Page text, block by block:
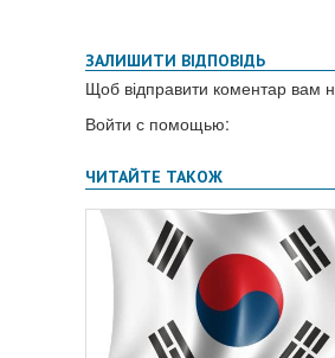
ЗАЛИШИТИ ВІДПОВІДЬ
Щоб відправити коментар вам
Войти с помощью: